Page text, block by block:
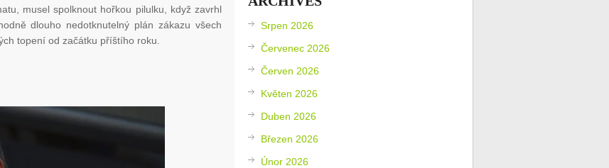
musel spolknout hořkou pilulku, když zavrhl
dlouho nedotknutelný plán zákazu všech
topení od začátku příštího roku.
Srpen 2026
Červenec 2026
Červen 2026
Květen 2026
Duben 2026
Březen 2026
Únor 2026